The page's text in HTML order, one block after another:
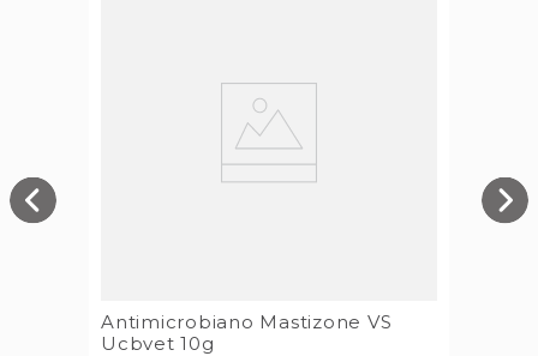
Antimicrobiano Mastizone VS
Ucbvet 10g